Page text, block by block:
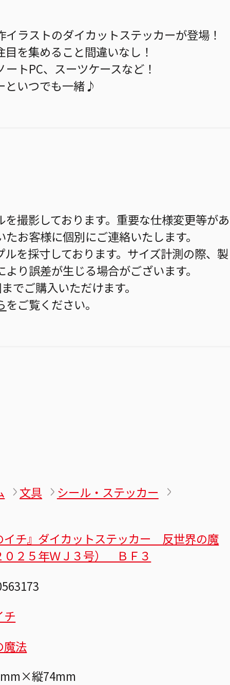
ラストのダイカットステッカーが登場！
を集めること間違いなし！
トPC、スーツケースなど！
といつでも一緒♪
撮影しております。重要な仕様変更等があ
お客様に個別にご連絡いたします。
を採寸しております。サイズ計測の際、製
り誤差が生じる場合がございます。
でご購入いただけます。
をご覧ください。
文具 シール・ステッカー
イチ』ダイカットステッカー 反世界の魔
２５年ＷＪ３号） ＢＦ３
チ
魔法
縦74mm